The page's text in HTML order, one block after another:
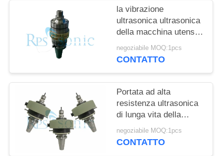
PRIVACY
la vibrazione
ultrasonica ultrasonica
della macchina utensile
20Khz ha assistito il
taglio del vetro
negoziabile MOQ:1pcs
CONTATTO
Portata ad alta
resistenza ultrasonica
di lunga vita della
macchina utensile della
lega di alluminio
negoziabile MOQ:1pcs
CONTATTO